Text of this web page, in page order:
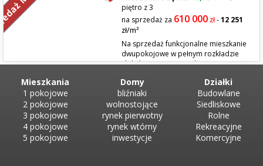
wykończenia. Układ mieszkania: Duży, jasny pokój z balkonem, Sypia...
piętro z 3
na sprzedaż za 610 000 zł-12 251
zł/m²
Na sprzedaż funkcjonalne mieszkanie
dwupokojowe w pełnym rozkładzie
zlokalizowane na zamkniętym
Nieruchomość znajduje się na II piętrze niskiego budynku i składa się z
salonu z wyjściem na przestronny balkon, sypialni, oddzielnej kuchni z ...
Mieszkania
1 pokojowe
2 pokojowe
3 pokojowe
4 pokojowe
5 pokojowe
Domy
bliźniaki
wolnostojące
rynek pierwotny
rynek wtórny
inwestycje
Działki
Budowlane
Siedliskowe
Rolne
Rekreacyjne
Komercyjne